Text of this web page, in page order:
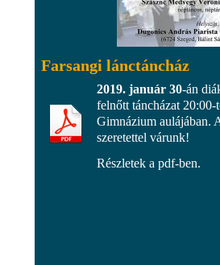
Farsangi lánctáncház
2019. január 30-án
felnőtt táncházat
Gimnázium aulájában.
szeretettel várunk!
Részletek a pdf-ben.